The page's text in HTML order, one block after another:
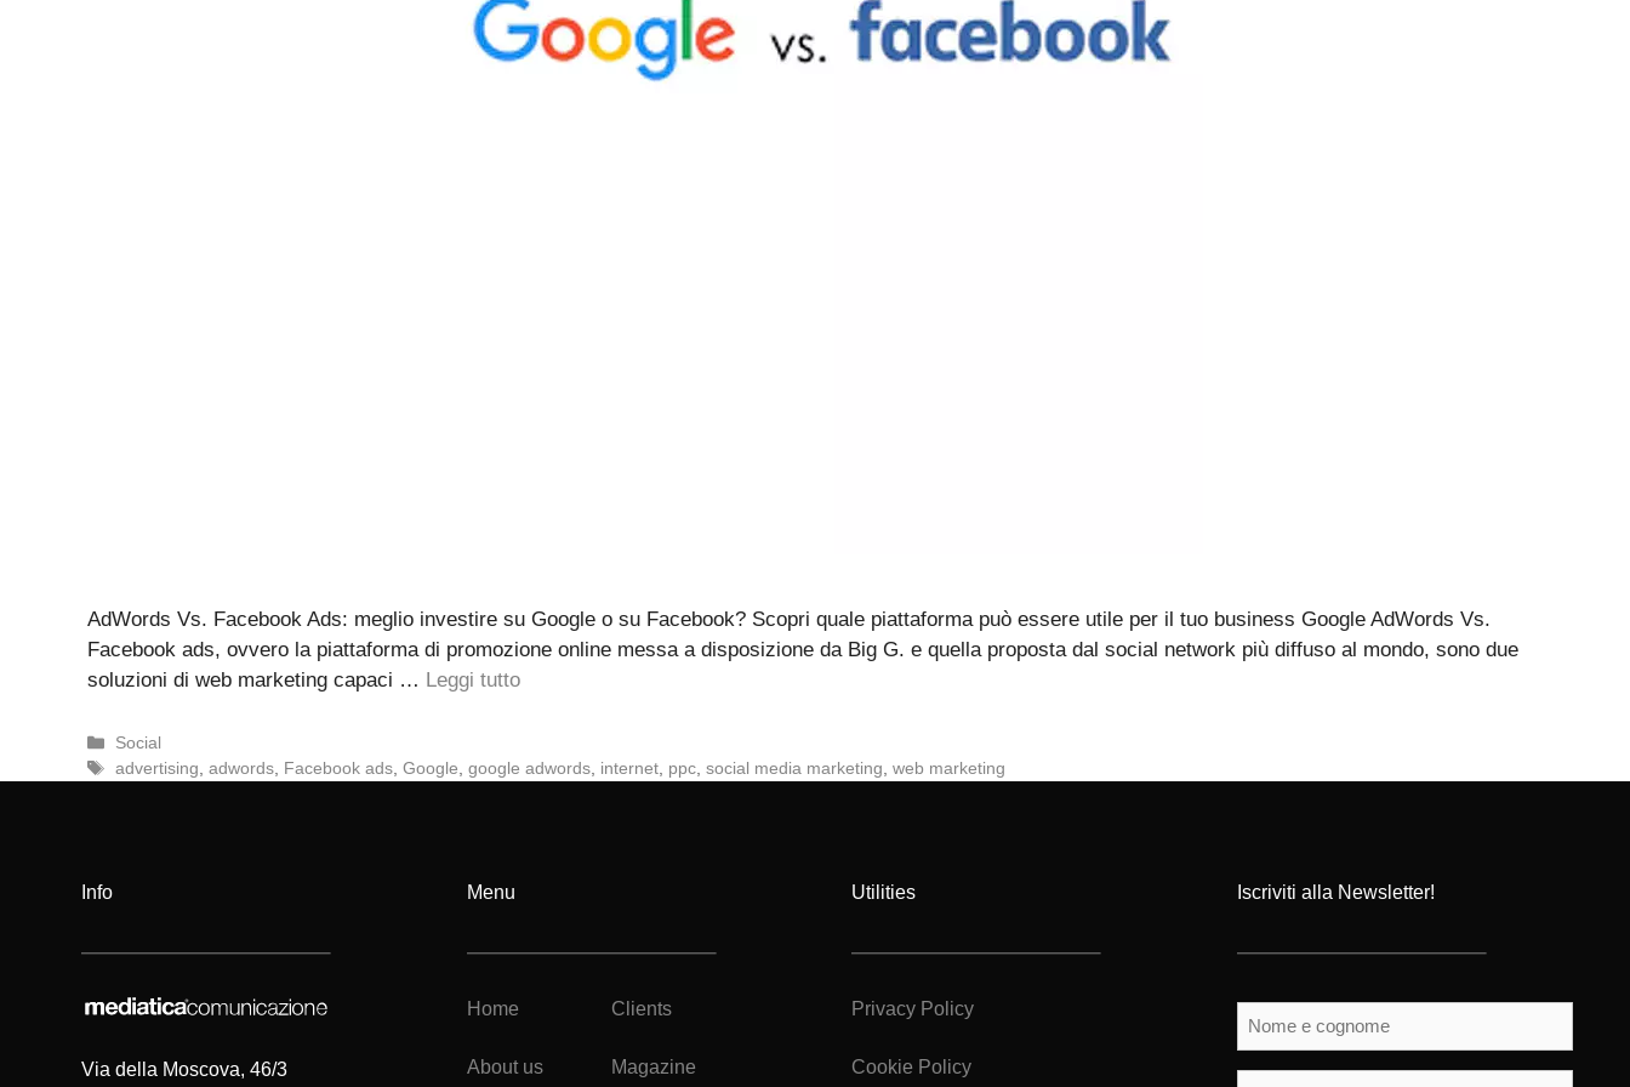
AdWords Vs. Facebook Ads: meglio investire su Google o su Facebook? Scopri quale piattaforma può essere utile per il tuo business Google AdWords Vs.
Facebook ads, ovvero la piattaforma di promozione online messa a disposizione da Big G. e quella proposta dal social network più diffuso al mondo, sono due
soluzioni di web marketing capaci … Leggi tutto
Categorie
Social
Tag
advertising,adwords, Facebook ads,Google,google adwords, internet, ppc,social media marketing,web marketing
Info
Via della Moscova, 46/3
Menu
Home Clients
About us Magazine
Utilities
Privacy Policy
Cookie Policy
Iscriviti alla Newsletter!
Nome
cognome(Obbligatorio)